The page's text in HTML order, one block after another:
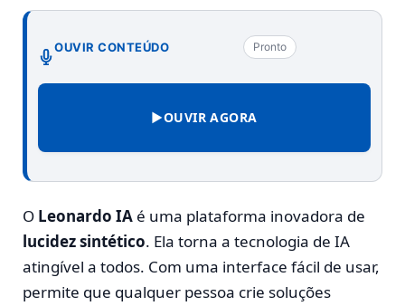
OUVIR CONTEÚDO Pronto
▶OUVIR AGORA
O Leonardo IA é uma plataforma inovadora de
lucidez sintético. Ela torna a tecnologia de IA
atingível a todos. Com uma interface fácil de usar,
permite que qualquer pessoa crie soluções